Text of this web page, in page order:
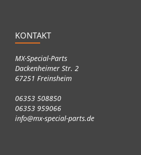
KONTAKT
MX-Special-Parts
Dackenheimer Str. 2
67251 Freinsheim
06353 508850
06353 959066
info@mx-special-parts.de